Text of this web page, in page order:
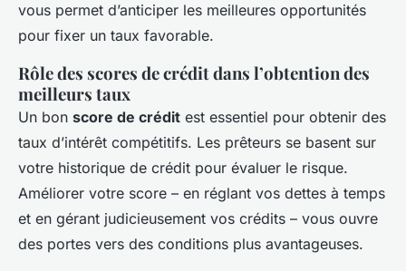
vous permet d’anticiper les meilleures opportunités
pour fixer un taux favorable.
Rôle des scores de crédit dans l’obtention des
meilleurs taux
Un bon score de crédit est essentiel pour obtenir des
taux d’intérêt compétitifs. Les prêteurs se basent sur
votre historique de crédit pour évaluer le risque.
Améliorer votre score – en réglant vos dettes à temps
et en gérant judicieusement vos crédits – vous ouvre
des portes vers des conditions plus avantageuses.